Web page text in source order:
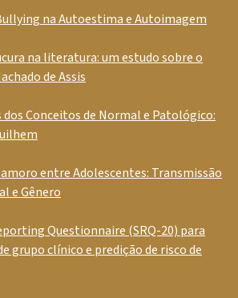
na Autoestima e Autoimagem
na literatura: um estudo sobre o
de Assis
dos Conceitos de Normal e Patológico:
entre Adolescentes: Transmissão
e Gênero
Questionnaire (SRQ-20) para
grupo clínico e predição de risco de